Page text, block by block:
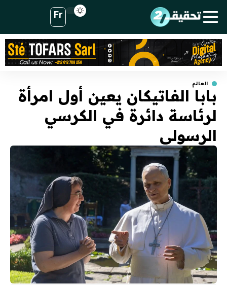
Fr
العالم
بابا الفاتيكان يعين أول امرأة
لرئاسة دائرة في الكرسي
الرسولي